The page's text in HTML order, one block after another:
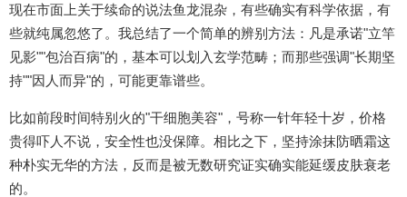
现在市面上关于续命的说法鱼龙混杂，有些确实有科学依据，有
些就纯属忽悠了。我总结了一个简单的辨别方法：凡是承诺"立竿
见影""包治百病"的，基本可以划入玄学范畴；而那些强调"长期坚
持""因人而异"的，可能更靠谱些。
比如前段时间特别火的"干细胞美容"，号称一针年轻十岁，价格
贵得吓人不说，安全性也没保障。相比之下，坚持涂抹防晒霜这
种朴实无华的方法，反而是被无数研究证实确实能延缓皮肤衰老
的。